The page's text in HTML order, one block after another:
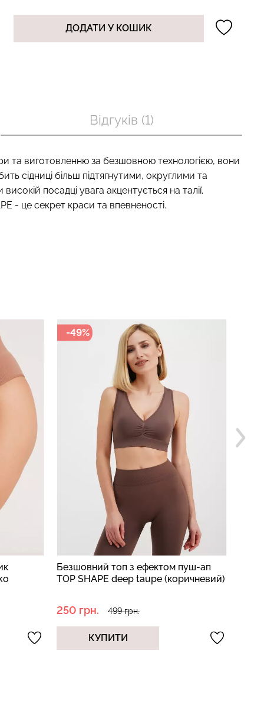
ДОДАТИ У КОШИК
Відгуків (1)
та виготовленню за безшовною технологією, вони
сідниці більш підтягнутими, округлими та
посадці увага акцентується на талії.
- це секрет краси та впевненості.
-49%
Безшовний топ з ефектом пуш-ап
TOP SHAPE deep taupe (коричневий)
250 грн. 499 грн.
КУПИТИ
299 грн. 499 грн.